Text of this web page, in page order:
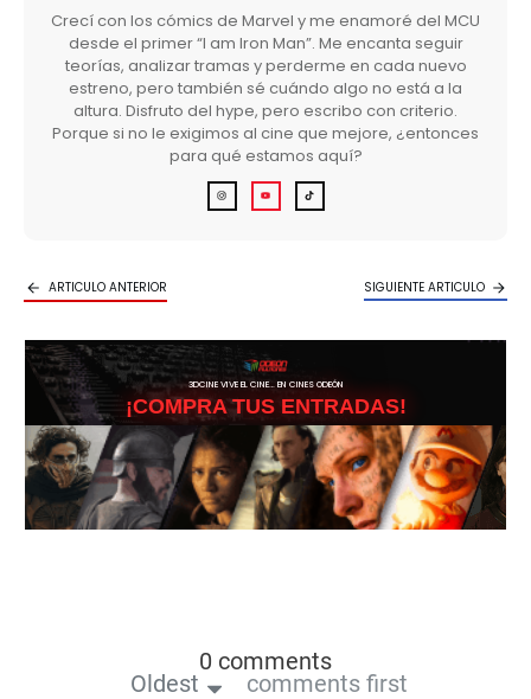
Crecí con los cómics de Marvel y me enamoré del MCU
desde el primer “I am Iron Man”. Me encanta seguir
teorías, analizar tramas y perderme en cada nuevo
estreno, pero también sé cuándo algo no está a la
altura. Disfruto del hype, pero escribo con criterio.
Porque si no le exigimos al cine que mejore, ¿entonces
para qué estamos aquí?
ARTICULO ANTERIOR SIGUIENTE ARTICULO
3DCINE VIVE EL CINE… EN CINES ODEÓN
¡COMPRA TUS ENTRADAS!
0 comments
Oldest comments first